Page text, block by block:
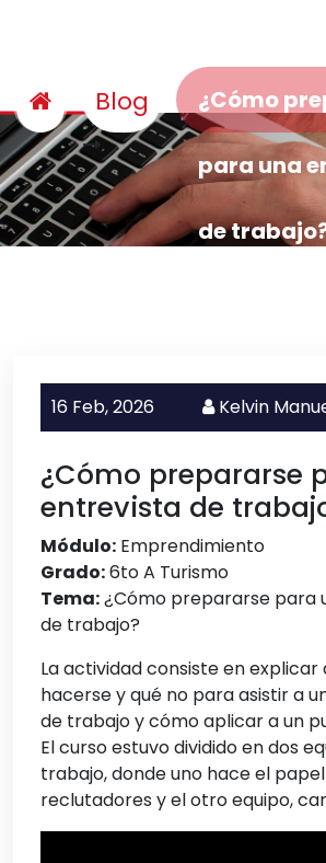
Blog ¿Cómo
para una
de
16 Feb,2026 Kelvin
¿Cómo prepararse
entrevista de
Módulo: Emprendimiento
Grado:6to A Turismo
Tema:¿Cómo prepararse para
de trabajo?
La actividad consiste en explicar
hacerse y qué no para asistir a
de trabajo y cómo aplicar a un
El curso estuvo dividido en dos
trabajo, donde uno hace el
reclutadores y el otro equipo,